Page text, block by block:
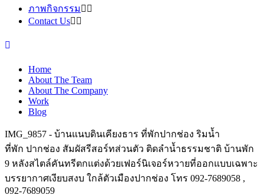
ภาพกิจกรรม
Contact Us
Home
About The Team
About The Company
Work
Blog
IMG_9857 - บ้านแนบดินเคียงธาร ที่พักปากช่อง ริมน้ำ
ที่พัก ปากช่อง สัมผัสรีสอร์ทส่วนตัว ติดลำน้ำธรรมชาติ บ้านพัก
9 หลังสไตล์คันทรีตกแต่งด้วยเฟอร์นิเจอร์หวายที่ออกแบบเฉพาะ
บรรยากาศเงียบสงบ ใกล้ตัวเมืองปากช่อง โทร 092-7689058 ,
092-7689059